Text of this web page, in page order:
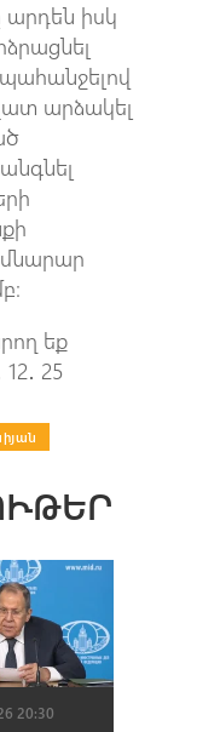
իսկ
արձակել
եք
25
20:30